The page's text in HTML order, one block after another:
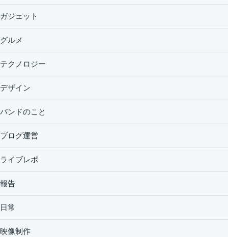
ガジェット
グルメ
テクノロジー
デザイン
バンドのこと
ブログ運営
ライブレポ
報告
日常
映像制作